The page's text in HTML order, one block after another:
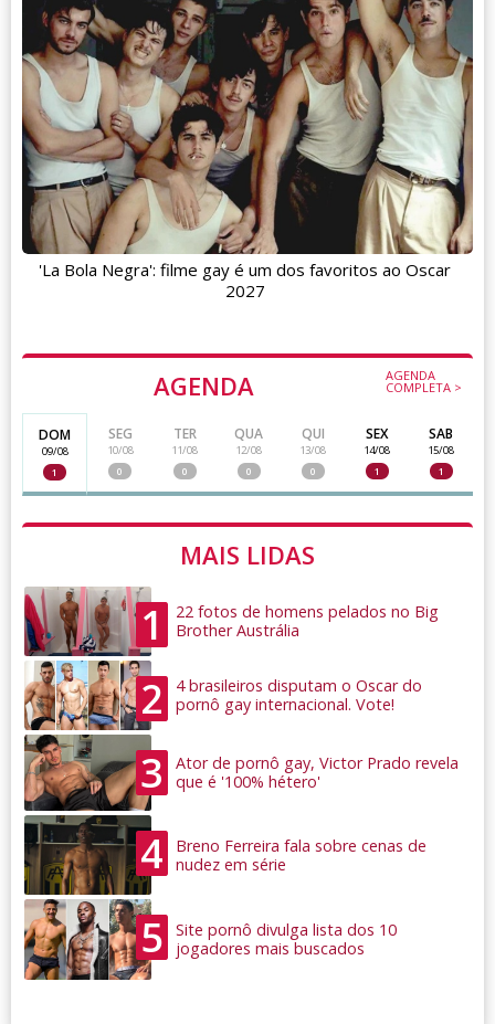
AGENDA AGENDA
COMPLETA >
DOM
09/08
1
SEG
10/08
0
TER
11/08
0
QUA
12/08
0
QUI
13/08
0
SEX
14/08
1
SAB
15/08
1
MAIS LIDAS
1
22 fotos de homens pelados no Big
Brother Austrália
2
4 brasileiros disputam o Oscar do
pornô gay internacional. Vote!
3
Ator de pornô gay, Victor Prado revela
que é '100% hétero'
4
Breno Ferreira fala sobre cenas de
nudez em série
5
Site pornô divulga lista dos 10
jogadores mais buscados
'La Bola Negra': filme gay é um dos favoritos ao Oscar
2027